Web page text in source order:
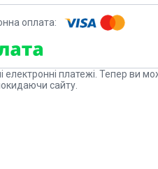
електронні платежі. Тепер ви
сайту.